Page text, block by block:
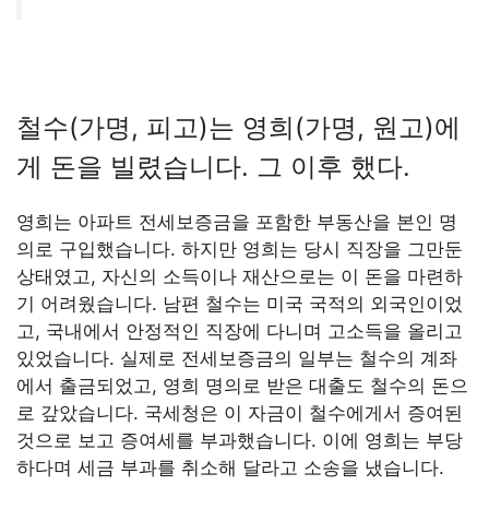
철수(가명, 피고)는 영희(가명, 원고)에
게 돈을 빌렸습니다. 그 이후 했다.
영희는 아파트 전세보증금을 포함한 부동산을 본인 명
의로 구입했습니다. 하지만 영희는 당시 직장을 그만둔
상태였고, 자신의 소득이나 재산으로는 이 돈을 마련하
기 어려웠습니다. 남편 철수는 미국 국적의 외국인이었
고, 국내에서 안정적인 직장에 다니며 고소득을 올리고
있었습니다. 실제로 전세보증금의 일부는 철수의 계좌
에서 출금되었고, 영희 명의로 받은 대출도 철수의 돈으
로 갚았습니다. 국세청은 이 자금이 철수에게서 증여된
것으로 보고 증여세를 부과했습니다. 이에 영희는 부당
하다며 세금 부과를 취소해 달라고 소송을 냈습니다.